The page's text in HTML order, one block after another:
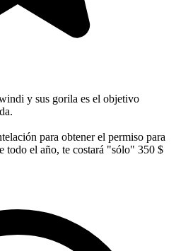
y sus gorila es el objetivo
para obtener el permiso para
todo el año, te costará "sólo" 350 $